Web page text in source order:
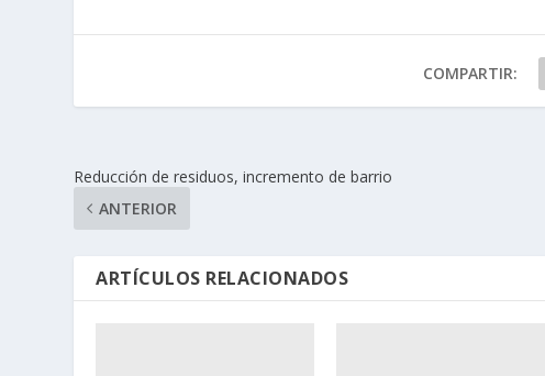
COMPARTIR:
Reducción de residuos, incremento de barrio
ANTERIOR
ARTÍCULOS RELACIONADOS